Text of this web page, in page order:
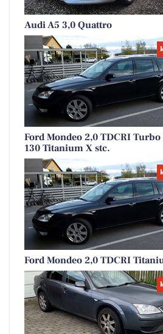
Audi A5 3,0 Quattro
Ford Mondeo 2,0 TDCRI
130 Titanium X stc.
Ford Mondeo 2,0 TDCRI